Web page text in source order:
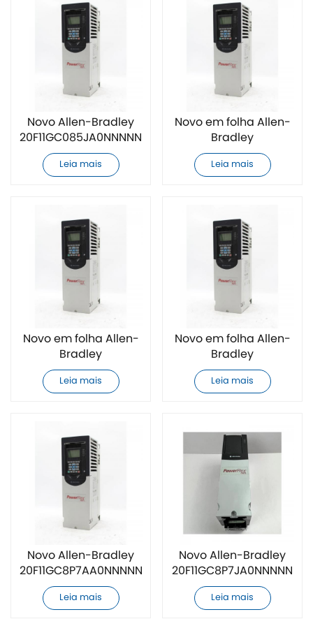
Novo Allen-Bradley
20F11GC085JA0NNNNN
Inversor de
frequência AC
Leia mais
Novo em folha Allen-
Bradley
20F11GC2P1JA0NNNNN
variador de
Leia mais
Novo em folha Allen-
Bradley
20F11GC3P5JA0NNNNN
variador de
Leia mais
Novo em folha Allen-
Bradley
20F11GC5P0JA0NNNNN
variador de
Leia mais
Novo Allen-Bradley
20F11GC8P7AA0NNNNN
inversor de
frequência CA
Leia mais
Novo Allen-Bradley
20F11GC8P7JA0NNNNN
inversor de
frequência CA
Leia mais